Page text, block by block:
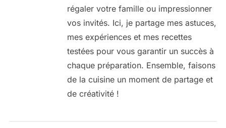
régaler votre famille ou impressionner
vos invités. Ici, je partage mes astuces,
mes expériences et mes recettes
testées pour vous garantir un succès à
chaque préparation. Ensemble, faisons
de la cuisine un moment de partage et
de créativité !